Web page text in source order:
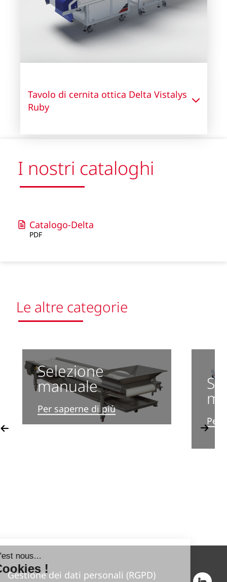
Tavolo di cernita ottica Delta Vistalys
Ruby
I nostri cataloghi
Catalogo-Delta
PDF
Le altre categorie
Selezione
manuale
Per saperne di più
Per
Gestione dei dati personali (RGPD)